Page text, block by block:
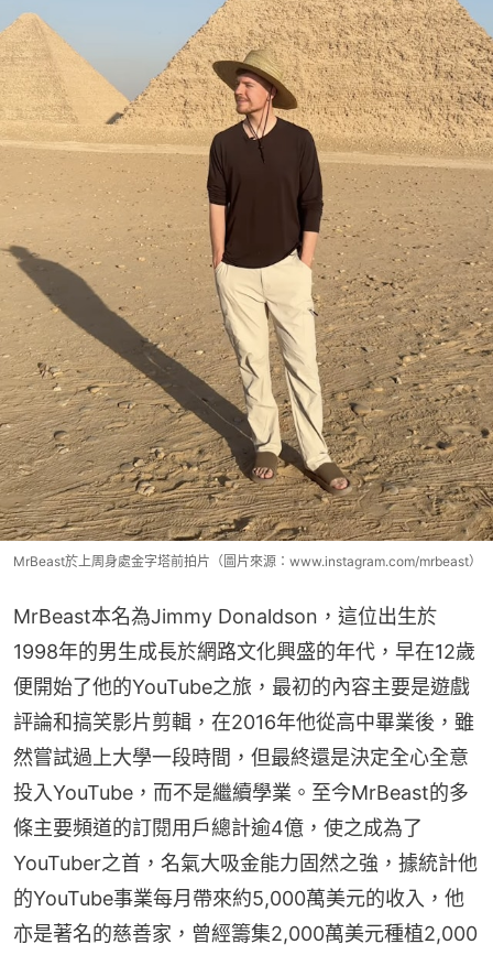
MrBeast於上周身處金字塔前拍片（圖片來源：www.instagram.com/mrbeast）
MrBeast本名為Jimmy Donaldson，這位出生於
1998年的男生成長於網路文化興盛的年代，早在12歲
便開始了他的YouTube之旅，最初的內容主要是遊戲
評論和搞笑影片剪輯，在2016年他從高中畢業後，雖
然嘗試過上大學一段時間，但最終還是決定全心全意
投入YouTube，而不是繼續學業。至今MrBeast的多
條主要頻道的訂閱用戶總計逾4億，使之成為了
YouTuber之首，名氣大吸金能力固然之強，據統計他
的YouTube事業每月帶來約5,000萬美元的收入，他
亦是著名的慈善家，曾經籌集2,000萬美元種植2,000